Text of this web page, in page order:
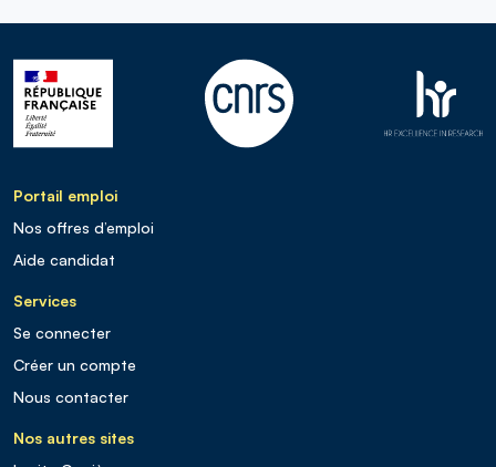
Portail emploi
Nos offres d’emploi
Aide candidat
Services
Se connecter
Créer un compte
Nous contacter
Nos autres sites